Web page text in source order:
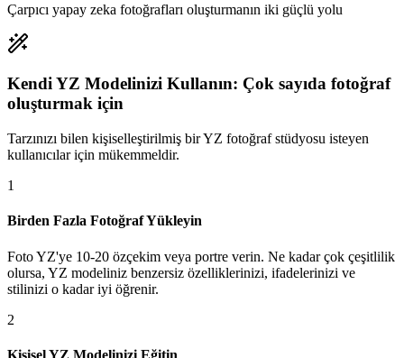
Çarpıcı yapay zeka fotoğrafları oluşturmanın iki güçlü yolu
Kendi YZ Modelinizi Kullanın: Çok sayıda fotoğraf
oluşturmak için
Tarzınızı bilen kişiselleştirilmiş bir YZ fotoğraf stüdyosu isteyen
kullanıcılar için mükemmeldir.
1
Birden Fazla Fotoğraf Yükleyin
Foto YZ'ye 10-20 özçekim veya portre verin. Ne kadar çok çeşitlilik
olursa, YZ modeliniz benzersiz özelliklerinizi, ifadelerinizi ve
stilinizi o kadar iyi öğrenir.
2
Kişisel YZ Modelinizi Eğitin